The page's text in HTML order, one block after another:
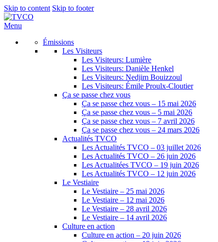
Skip to content Skip to footer
Menu
Émissions
Les Visiteurs
Les Visiteurs: Lumière
Les Visiteurs: Danièle Henkel
Les Visiteurs: Nedjim Bouizzoul
Les Visiteurs: Émile Proulx-Cloutier
Ça se passe chez vous
Ça se passe chez vous – 15 mai 2026
Ça se passe chez vous – 5 mai 2026
Ça se passe chez vous – 7 avril 2026
Ça se passe chez vous – 24 mars 2026
Actualités TVCO
Les Actualités TVCO – 03 juillet 2026
Les Actualités TVCO – 26 juin 2026
Les Actualitées TVCO – 19 juin 2026
Les Actualités TVCO – 12 juin 2026
Le Vestiaire
Le Vestiaire – 25 mai 2026
Le Vestiaire – 12 mai 2026
Le Vestiaire – 28 avril 2026
Le Vestiaire – 14 avril 2026
Culture en action
Culture en action – 20 juin 2026